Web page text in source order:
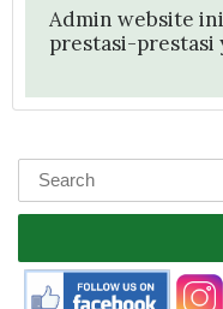
Admin website
prestasi-prestasi